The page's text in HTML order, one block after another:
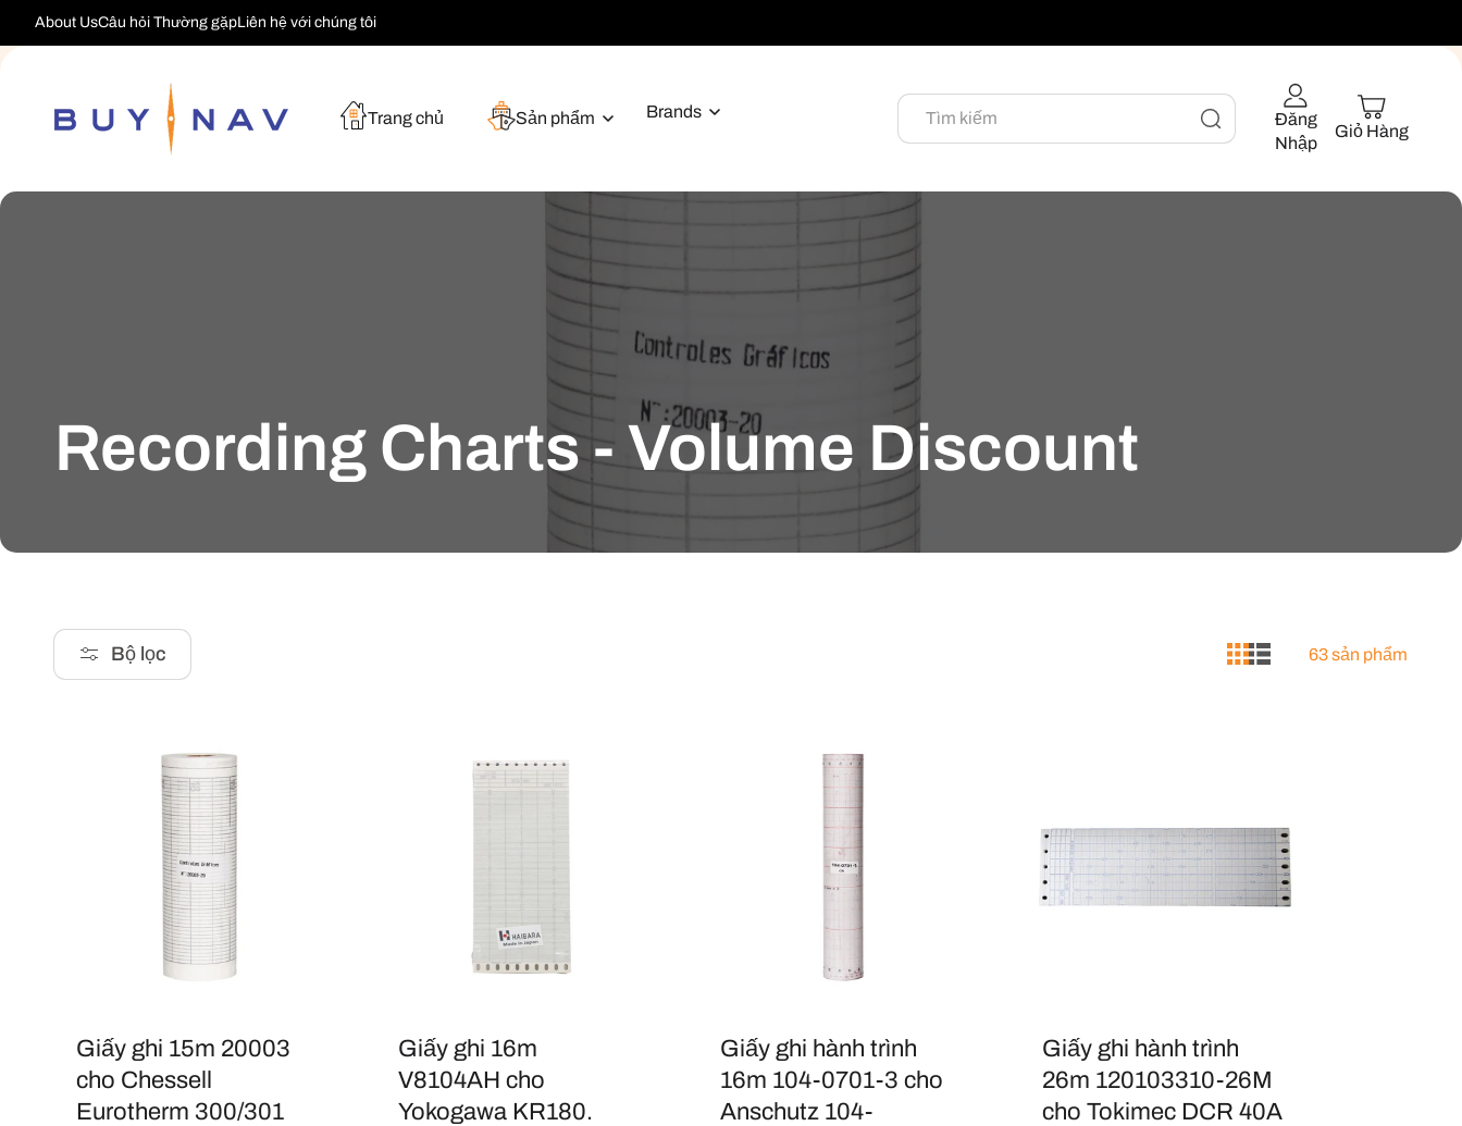
Đến Nội
Dung
About UsCâu hỏi Thường gặpLiên hệ với chúng tôi
Trang chủ Sản phẩm Brands Tìm kiếm
Đăng
Nhập
Giỏ Hàng
B
ư
Recording Charts - Volume Discount
Bộ lọc 63 sản phẩm
Giấy ghi 15m 20003
cho Chessell
Eurotherm 300/301
Giấy ghi 16m
V8104AH cho
Yokogawa KR180.
Giấy ghi hành trình
16m 104-0701-3 cho
Anschutz 104-
Giấy ghi hành trình
26m 120103310-26M
cho Tokimec DCR 40A